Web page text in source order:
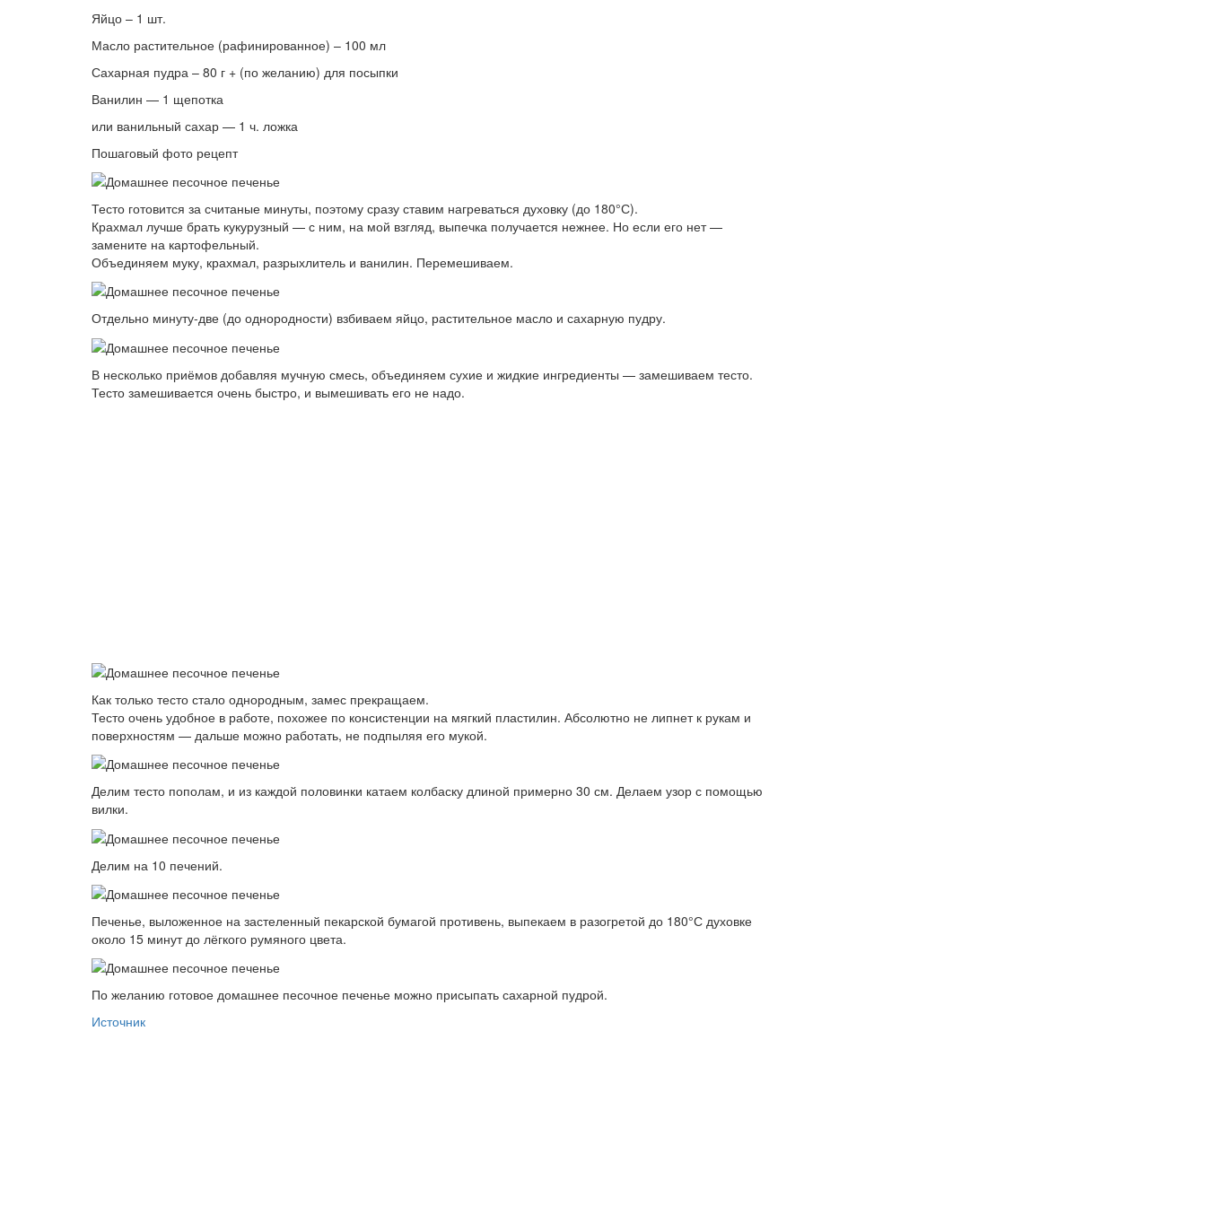
Яйцо – 1 шт.
Масло растительное (рафинированное) – 100 мл
Сахарная пудра – 80 г + (по желанию) для посыпки
Ванилин — 1 щепотка
или ванильный сахар — 1 ч. ложка
Пошаговый фото рецепт
Тесто готовится за считаные минуты, поэтому сразу ставим нагреваться духовку (до 180°С).
Крахмал лучше брать кукурузный — с ним, на мой взгляд, выпечка получается нежнее. Но если его нет —
замените на картофельный.
Объединяем муку, крахмал, разрыхлитель и ванилин. Перемешиваем.
Отдельно минуту-две (до однородности) взбиваем яйцо, растительное масло и сахарную пудру.
В несколько приёмов добавляя мучную смесь, объединяем сухие и жидкие ингредиенты — замешиваем тесто.
Тесто замешивается очень быстро, и вымешивать его не надо.
Как только тесто стало однородным, замес прекращаем.
Тесто очень удобное в работе, похожее по консистенции на мягкий пластилин. Абсолютно не липнет к рукам и
поверхностям — дальше можно работать, не подпыляя его мукой.
Делим тесто пополам, и из каждой половинки катаем колбаску длиной примерно 30 см. Делаем узор с помощью
вилки.
Делим на 10 печений.
Печенье, выложенное на застеленный пекарской бумагой противень, выпекаем в разогретой до 180°С духовке
около 15 минут до лёгкого румяного цвета.
По желанию готовое домашнее песочное печенье можно присыпать сахарной пудрой.
Источник